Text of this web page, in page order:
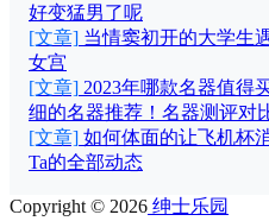
好变猛男了呢
[文章] 当情窦初开的大学生
女宫
[文章] 2023年哪款名器值得
细的名器推荐！名器测评对
[文章] 如何体面的让飞机杯
Ta的全部动态
Copyright © 2026 绅士乐园